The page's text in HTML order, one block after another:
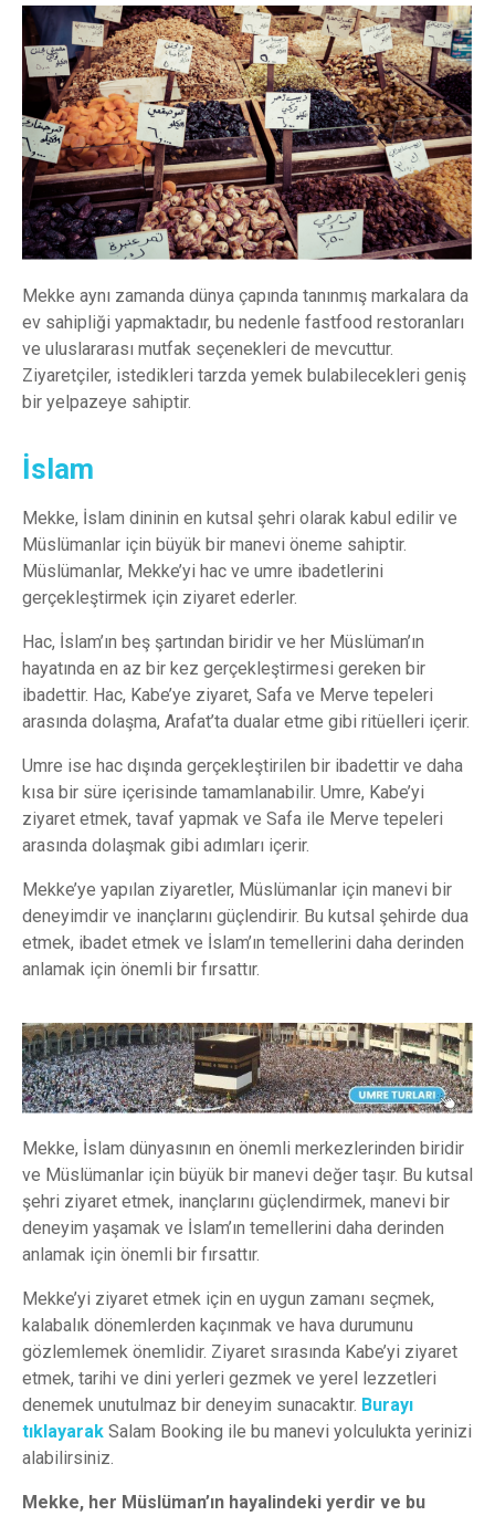
Mekke aynı zamanda dünya çapında tanınmış markalara da
ev sahipliği yapmaktadır, bu nedenle fastfood restoranları
ve uluslararası mutfak seçenekleri de mevcuttur.
Ziyaretçiler, istedikleri tarzda yemek bulabilecekleri geniş
bir yelpazeye sahiptir.
İslam
Mekke, İslam dininin en kutsal şehri olarak kabul edilir ve
Müslümanlar için büyük bir manevi öneme sahiptir.
Müslümanlar, Mekke’yi hac ve umre ibadetlerini
gerçekleştirmek için ziyaret ederler.
Hac, İslam’ın beş şartından biridir ve her Müslüman’ın
hayatında en az bir kez gerçekleştirmesi gereken bir
ibadettir. Hac, Kabe’ye ziyaret, Safa ve Merve tepeleri
arasında dolaşma, Arafat’ta dualar etme gibi ritüelleri içerir.
Umre ise hac dışında gerçekleştirilen bir ibadettir ve daha
kısa bir süre içerisinde tamamlanabilir. Umre, Kabe’yi
ziyaret etmek, tavaf yapmak ve Safa ile Merve tepeleri
arasında dolaşmak gibi adımları içerir.
Mekke’ye yapılan ziyaretler, Müslümanlar için manevi bir
deneyimdir ve inançlarını güçlendirir. Bu kutsal şehirde dua
etmek, ibadet etmek ve İslam’ın temellerini daha derinden
anlamak için önemli bir fırsattır.
Mekke, İslam dünyasının en önemli merkezlerinden biridir
ve Müslümanlar için büyük bir manevi değer taşır. Bu kutsal
şehri ziyaret etmek, inançlarını güçlendirmek, manevi bir
deneyim yaşamak ve İslam’ın temellerini daha derinden
anlamak için önemli bir fırsattır.
Mekke’yi ziyaret etmek için en uygun zamanı seçmek,
kalabalık dönemlerden kaçınmak ve hava durumunu
gözlemlemek önemlidir. Ziyaret sırasında Kabe’yi ziyaret
etmek, tarihi ve dini yerleri gezmek ve yerel lezzetleri
denemek unutulmaz bir deneyim sunacaktır. Burayı
tıklayarak Salam Booking ile bu manevi yolculukta yerinizi
alabilirsiniz.
Mekke, her Müslüman’ın hayalindeki yerdir ve bu